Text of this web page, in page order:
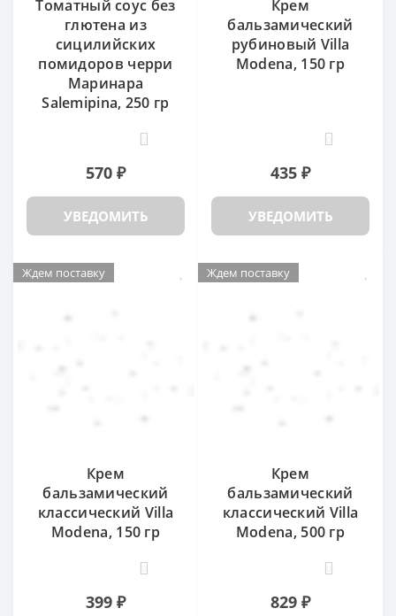
Томатный соус без
глютена из
сицилийских
помидоров черри
Маринара
Salemipina, 250 гр
570 ₽
УВЕДОМИТЬ
Крем
бальзамический
рубиновый Villa
Modena, 150 гр
435 ₽
УВЕДОМИТЬ
Ждем поставку
Крем
бальзамический
классический Villa
Modena, 150 гр
399 ₽
Ждем поставку
Крем
бальзамический
классический Villa
Modena, 500 гр
829 ₽